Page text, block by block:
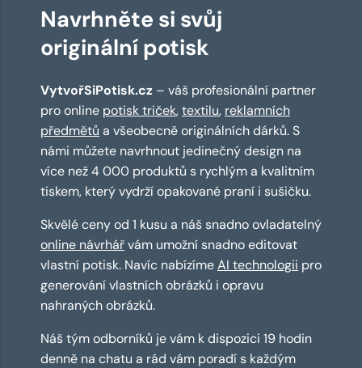
Navrhněte si svůj
originální potisk
VytvořSiPotisk.cz – váš profesionální partner
pro online potisk triček,textilu, reklamních
předmětů a všeobecně originálních dárků. S
námi můžete navrhnout jedinečný design na
více než 4 000 produktů s rychlým a kvalitním
tiskem, který vydrží opakované praní i sušičku.
Skvělé ceny od 1 kusu a náš snadno ovladatelný
online návrhářvám umožní snadno editovat
vlastní potisk. Navíc nabízímeAI technologii pro
generování vlastních obrázků i opravu
nahraných obrázků.
Náš tým odborníků je vám k dispozici 19 hodin
denně na chatu a rád vám poradí s každým